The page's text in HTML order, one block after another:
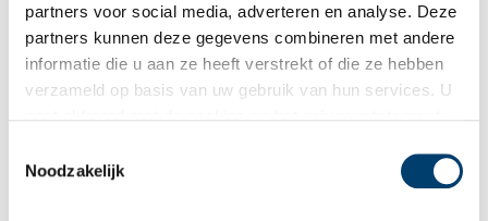
partners voor social media, adverteren en analyse. Deze
partners kunnen deze gegevens combineren met andere
informatie die u aan ze heeft verstrekt of die ze hebben
verzameld op basis van uw gebruik van hun services. U
Noodzakelijk
Naam*